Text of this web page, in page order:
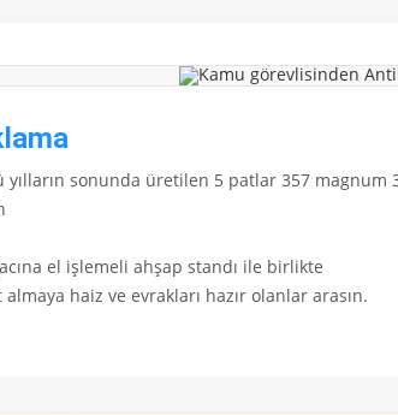
yılların sonunda üretilen 5 patlar 357
el işlemeli ahşap standı ile birlikte
almaya haiz ve evrakları hazır olanlar arasın.